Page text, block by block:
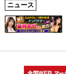
ニュース